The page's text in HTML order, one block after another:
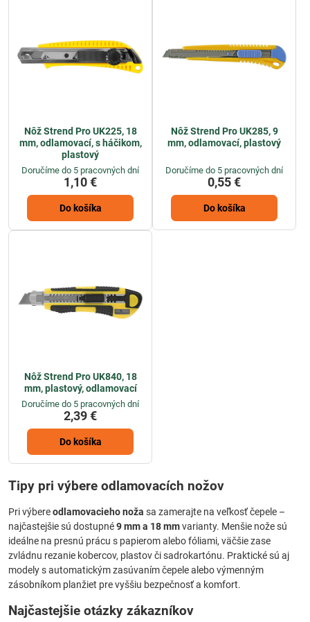
Nôž Strend Pro UK225, 18
mm, odlamovací, s háčikom,
plastový
Doručíme do 5 pracovných dní
1,10 €
Do košíka
Nôž Strend Pro UK285, 9
mm, odlamovací, plastový
Doručíme do 5 pracovných dní
0,55 €
Do košíka
Nôž Strend Pro UK840, 18
mm, plastový, odlamovací
Doručíme do 5 pracovných dní
2,39 €
Do košíka
Tipy pri výbere odlamovacích nožov
Pri výbereodlamovacieho noža sa zamerajte na veľkosť čepele –
najčastejšie sú dostupné9 mm a 18 mmvarianty. Menšie nože sú
ideálne na presnú prácu s papierom alebo fóliami, väčšie zase
zvládnu rezanie kobercov, plastov či sadrokartónu. Praktické sú aj
modely s automatickým zasúvaním čepele alebo výmenným
zásobníkom planžiet pre vyššiu bezpečnosť a komfort.
Najčastejšie otázky zákazníkov